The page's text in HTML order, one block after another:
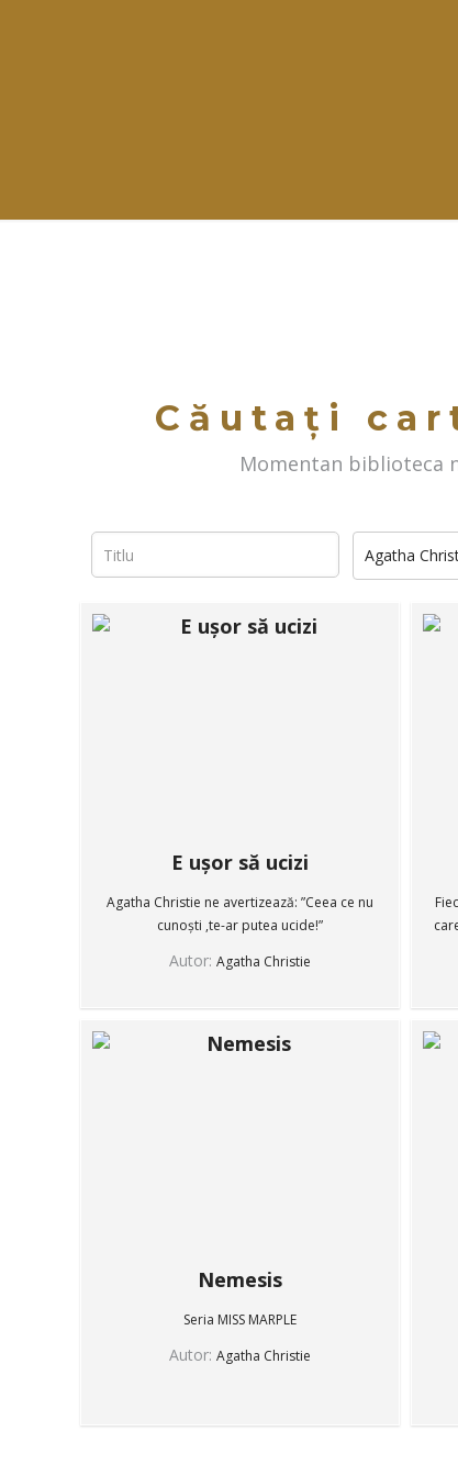
Căutați
Momentan biblioteca
Agatha
E ușor să ucizi
Agatha Christie ne avertizează: ”Ceea ce nu
cunoști ,te-ar putea ucide!”
Autor: Agatha Christie
Nemesis
Seria MISS MARPLE
Autor: Agatha Christie